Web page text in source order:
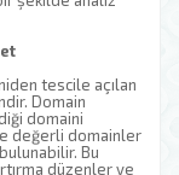
tescile açılan
Domain
domaini
değerli domainler
Bu
düzenler ve